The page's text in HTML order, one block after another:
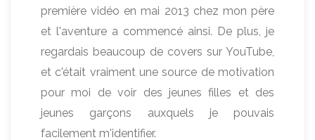
première vidéo en mai 2013 chez mon père
et l'aventure a commencé ainsi. De plus, je
regardais beaucoup de covers sur YouTube,
et c'était vraiment une source de motivation
pour moi de voir des jeunes filles et des
jeunes garçons auxquels je pouvais
facilement m'identifier.